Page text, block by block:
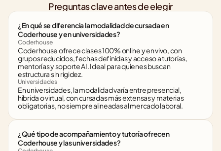
Preguntas clave antes de elegir
¿En qué se diferencia la modalidad de cursada en
Coderhouse y en universidades?
Coderhouse
Coderhouse ofrece clases 100% online y en vivo, con
grupos reducidos, fechas definidas y acceso a tutorías,
mentorías y soporte AI. Ideal para quienes buscan
estructura sin rigidez.
Universidades
En universidades, la modalidad varía entre presencial,
híbrida o virtual, con cursadas más extensas y materias
obligatorias, no siempre alineadas al mercado laboral.
¿Qué tipo de acompañamiento y tutoría ofrecen
Coderhouse y las universidades?